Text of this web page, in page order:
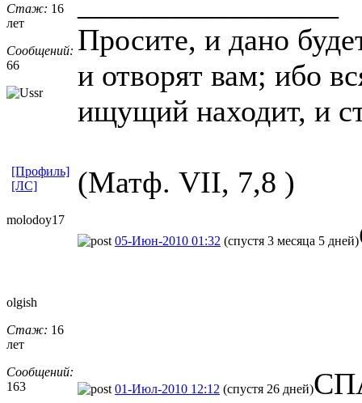
Стаж: 16
лет
Сообщений:
66
Просите, и дано
и отворят вам; ибо
ищущий находит, и
(Матф. VII, 7,8 )
[Профиль]
[ЛС]
molodoy17
05-Июн-2010 01:32 (спустя 3 месяца 5 дней)
olgish
Стаж: 16
лет
Сообщений:
163
01-Июл-2010 12:12 (спустя 26 дней)